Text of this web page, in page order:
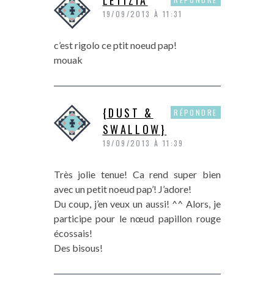
19/09/2013 À 11:31
c’est rigolo ce ptit noeud pap!
mouak
{DUST &
SWALLOW}
19/09/2013 À 11:39
Très jolie tenue! Ca rend super bien
avec un petit noeud pap’! J’adore!
Du coup, j’en veux un aussi! ^^ Alors, je
participe pour le nœud papillon rouge
écossais!
Des bisous!
RÉPONDRE